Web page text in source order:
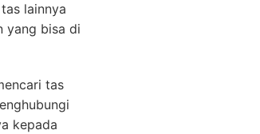
lainnya
yang bisa di
tas
kepada